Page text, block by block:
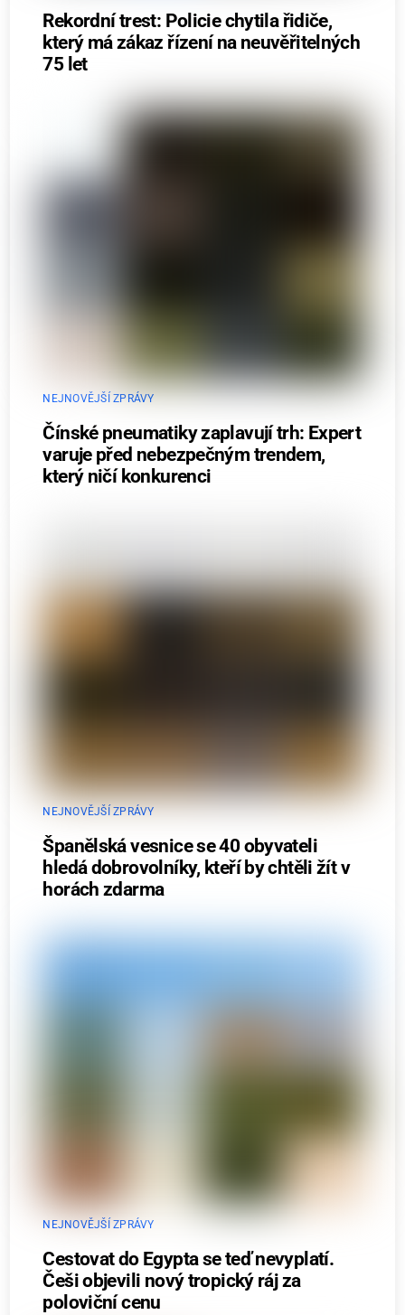
Rekordní trest: Policie chytila řidiče,
který má zákaz řízení na neuvěřitelných
75 let
NEJNOVĚJŠÍ ZPRÁVY
Čínské pneumatiky zaplavují trh: Expert
varuje před nebezpečným trendem,
který ničí konkurenci
NEJNOVĚJŠÍ ZPRÁVY
Španělská vesnice se 40 obyvateli
hledá dobrovolníky, kteří by chtěli žít v
horách zdarma
NEJNOVĚJŠÍ ZPRÁVY
Cestovat do Egypta se teď nevyplatí.
Češi objevili nový tropický ráj za
poloviční cenu